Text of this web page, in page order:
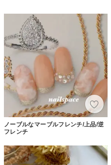
ノーブルなマーブルフレンチ/上品/逆
フレンチ